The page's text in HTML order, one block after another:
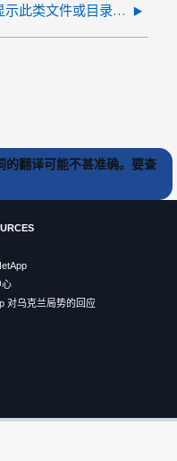
挂载CIFS共享时、Linux客户端上未显示此类文件或目录错误
的翻译可能不甚准确。要查
心
对乌克兰局势的回应